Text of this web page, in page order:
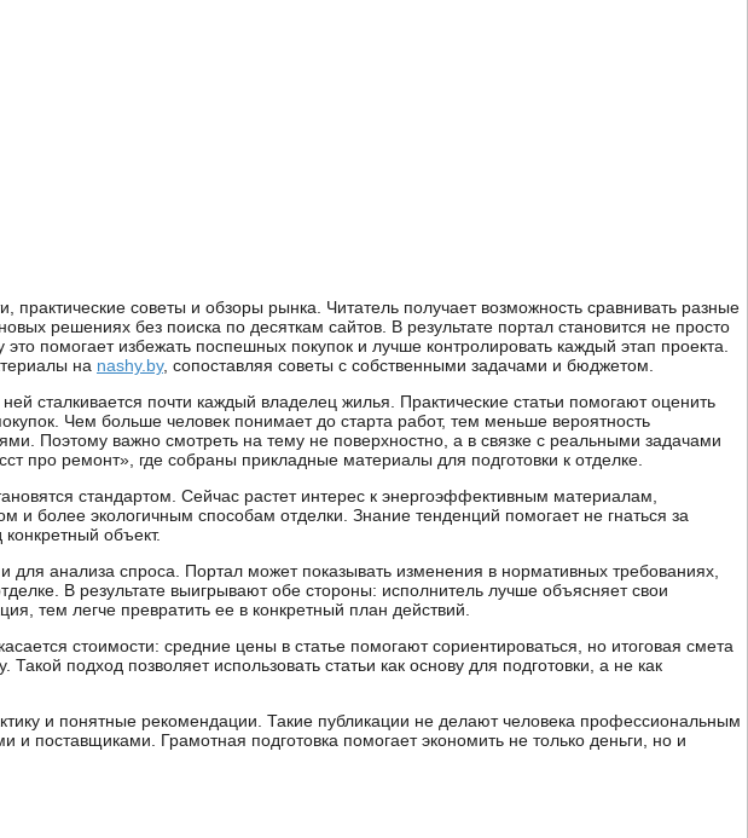
советы и обзоры рынка. Читатель получает возможность сравнивать разные
решениях без поиска по десяткам сайтов. В результате портал становится не просто
помогает избежать поспешных покупок и лучше контролировать каждый этап проекта.
на nashy.by, сопоставляя советы с собственными задачами и бюджетом.
сталкивается почти каждый владелец жилья. Практические статьи помогают оценить
Чем больше человек понимает до старта работ, тем меньше вероятность
Поэтому важно смотреть на тему не поверхностно, а в связке с реальными задачами
про ремонт», где собраны прикладные материалы для подготовки к отделке.
стандартом. Сейчас растет интерес к энергоэффективным материалам,
более экологичным способам отделки. Знание тенденций помогает не гнаться за
объект.
анализа спроса. Портал может показывать изменения в нормативных требованиях,
В результате выигрывают обе стороны: исполнитель лучше объясняет свои
тем легче превратить ее в конкретный план действий.
стоимости: средние цены в статье помогают сориентироваться, но итоговая смета
подход позволяет использовать статьи как основу для подготовки, а не как
и понятные рекомендации. Такие публикации не делают человека профессиональным
поставщиками. Грамотная подготовка помогает экономить не только деньги, но и